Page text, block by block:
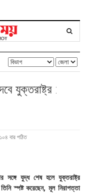
যুক্তরাষ্ট্র :
বার পঠিত
সঙ্গে যুদ্ধ শেষ হলে যুক্তরাষ্ট্র
স্পষ্ট করেছেন, মূল নিরাপত্তা